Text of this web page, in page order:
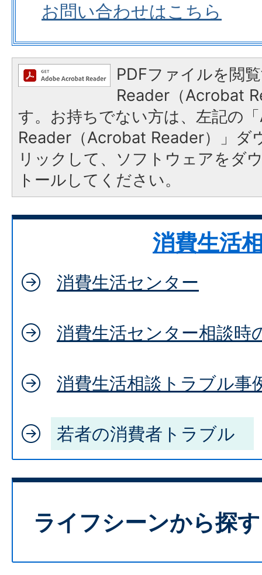
お問い合わせはこちら
PDFファイルを閲
Reader（Acrobat
す。お持ちでない方は、左記の
Reader（Acrobat Reader）」ダ
リックして、ソフトウェアをダ
トールしてください。
消費生活
消費生活センター
消費生活センター相談時
消費生活相談トラブル事
若者の消費者トラブル
ライフシーンから探す